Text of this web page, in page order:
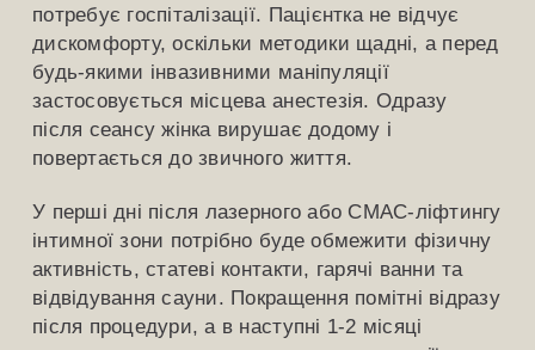
потребує госпіталізації. Пацієнтка не відчує
дискомфорту, оскільки методики щадні, а перед
будь-якими інвазивними маніпуляції
застосовується місцева анестезія. Одразу
після сеансу жінка вирушає додому і
повертається до звичного життя.
У перші дні після лазерного або СМАС-ліфтингу
інтимної зони потрібно буде обмежити фізичну
активність, статеві контакти, гарячі ванни та
відвідування сауни. Покращення помітні відразу
після процедури, а в наступні 1-2 місяці